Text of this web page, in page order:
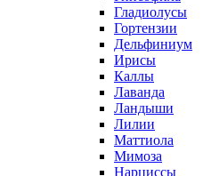
Гладиолусы
Гортензии
Дельфиниум
Ирисы
Каллы
Лаванда
Ландыши
Лилии
Маттиола
Мимоза
Нарциссы